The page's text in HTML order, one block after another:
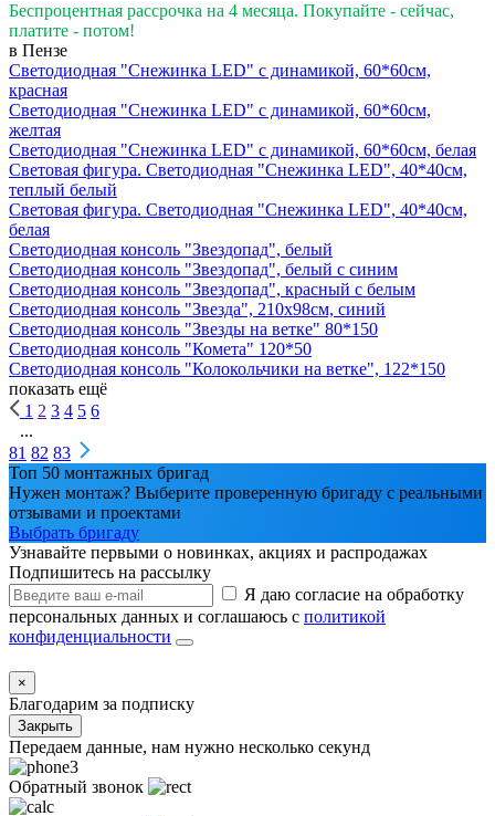
Беспроцентная рассрочка на 4 месяца. Покупайте - сейчас,
платите - потом!
в Пензе
Светодиодная "Снежинка LED" с динамикой, 60*60см,
красная
Светодиодная "Снежинка LED" с динамикой, 60*60см,
желтая
Светодиодная "Снежинка LED" с динамикой, 60*60см, белая
Световая фигура. Светодиодная "Снежинка LED", 40*40см,
теплый белый
Световая фигура. Светодиодная "Снежинка LED", 40*40см,
белая
Светодиодная консоль "Звездопад", белый
Светодиодная консоль "Звездопад", белый с синим
Светодиодная консоль "Звездопад", красный с белым
Светодиодная консоль "Звезда", 210х98см, синий
Светодиодная консоль "Звезды на ветке" 80*150
Светодиодная консоль "Комета" 120*50
Светодиодная консоль "Колокольчики на ветке", 122*150
показать ещё
1 2 3 4 5 6
...
81 82 83
Топ 50 монтажных бригад
Нужен монтаж? Выберите проверенную бригаду с реальными
отзывами и проектами
Выбрать бригаду
Узнавайте первыми о новинках, акциях и распродажах
Подпишитесь на рассылку
Я даю согласие на обработку
персональных данных и соглашаюсь с политикой
конфиденциальности
×
Благодарим за подписку
Закрыть
Передаем данные, нам нужно несколько секунд
Обратный звонок